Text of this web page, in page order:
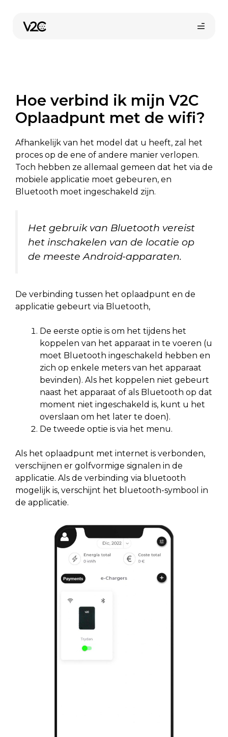
Hoe verbind ik mijn V2C
Oplaadpunt met de wifi?
Afhankelijk van het model dat u heeft, zal het
proces op de ene of andere manier verlopen.
Toch hebben ze allemaal gemeen dat het via de
mobiele applicatie moet gebeuren, en
Bluetooth moet ingeschakeld zijn.
Het gebruik van Bluetooth vereist
het inschakelen van de locatie op
de meeste Android-apparaten.
De verbinding tussen het oplaadpunt en de
applicatie gebeurt via Bluetooth,
De eerste optie is om het tijdens het
koppelen van het apparaat in te voeren (u
moet Bluetooth ingeschakeld hebben en
zich op enkele meters van het apparaat
bevinden). Als het koppelen niet gebeurt
naast het apparaat of als Bluetooth op dat
moment niet ingeschakeld is, kunt u het
overslaan om het later te doen).
De tweede optie is via het menu.
Als het oplaadpunt met internet is verbonden,
verschijnen er golfvormige signalen in de
applicatie. Als de verbinding via bluetooth
mogelijk is, verschijnt het bluetooth-symbool in
de applicatie.